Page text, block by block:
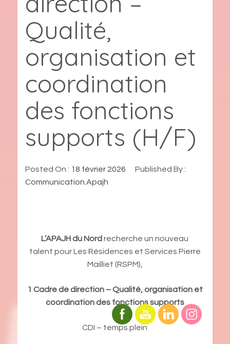
Qualité,
organisation et
coordination
des fonctions
supports (H/F)
Posted On : 18 février 2026
Published By :
Communication.Apajh
L’APAJH du Nord recherche un nouveau
talent pour Les Résidences et Services Pierre
Mailliet (RSPM),
1 Cadre de direction – Qualité, organisation et
coordination des fonctions supports
CDI – temps plein